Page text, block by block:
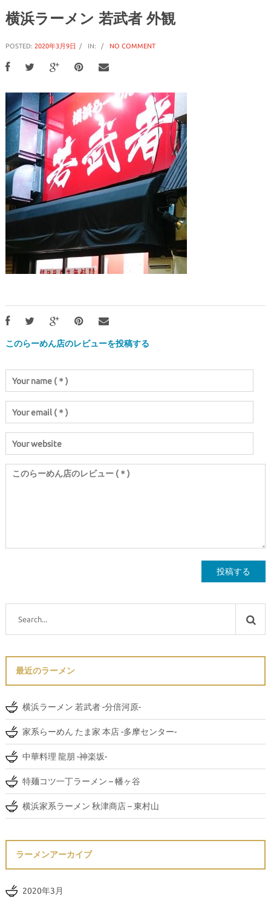
横浜ラーメン 若武者 外観
POSTED: 2020年3月9日 IN: NO COMMENT
このらーめん店のレビューを投稿する
最近のラーメン
横浜ラーメン 若武者 -分倍河原-
家系らーめん たま家 本店 -多摩センター-
中華料理 龍朋 -神楽坂-
特麺コツ一丁ラーメン – 幡ヶ谷
横浜家系ラーメン 秋津商店 – 東村山
ラーメンアーカイブ
2020年3月